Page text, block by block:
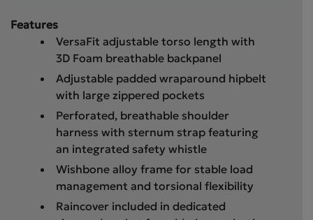
Features
VersaFit adjustable torso length with
3D Foam breathable backpanel
Adjustable padded wraparound hipbelt
with large zippered pockets
Perforated, breathable shoulder
harness with sternum strap featuring
an integrated safety whistle
Wishbone alloy frame for stable load
management and torsional flexibility
Raincover included in dedicated